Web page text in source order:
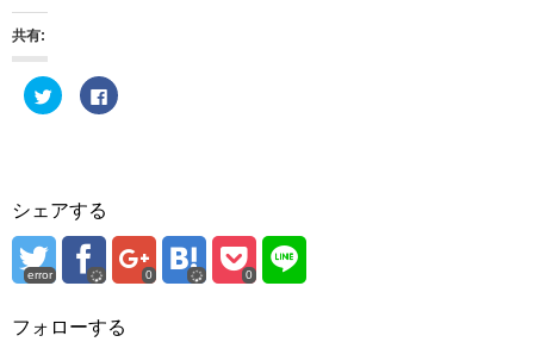
共有:
ク
リ
i
t
t
で
(
新
F
a
有
す
る
に
リ
ッ
シェアする
error 0 0
フォローする